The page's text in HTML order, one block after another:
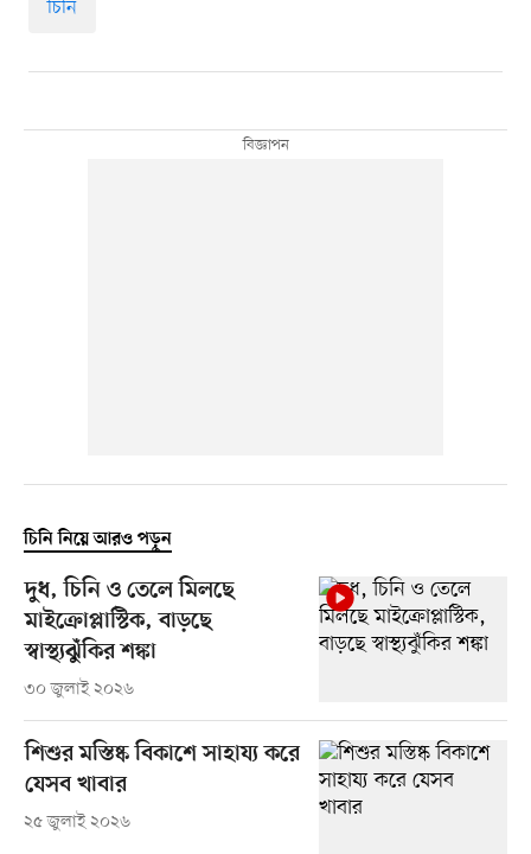
চিনি
চিনি নিয়ে আরও পড়ুন
দুধ, চিনি ও তেলে মিলছে
মাইক্রোপ্লাস্টিক, বাড়ছে
স্বাস্থ্যঝুঁকির শঙ্কা
৩০ জুলাই ২০২৬
শিশুর মস্তিষ্ক বিকাশে সাহায্য করে
যেসব খাবার
২৫ জুলাই ২০২৬